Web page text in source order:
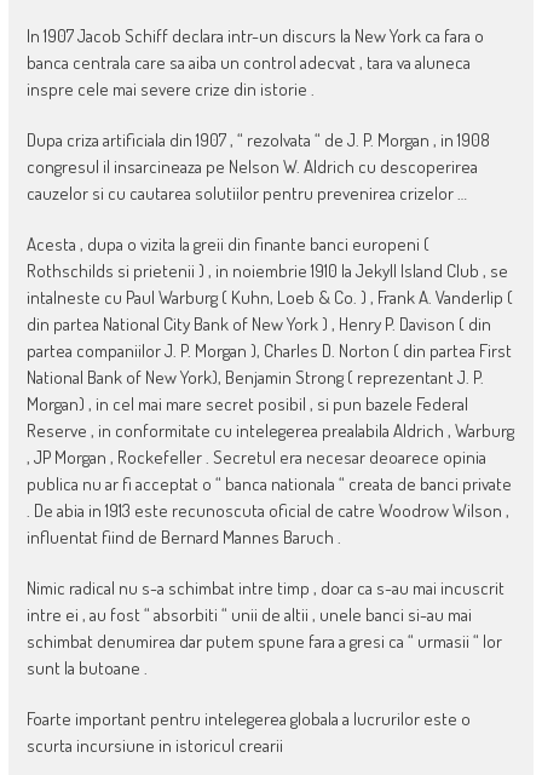
In 1907 Jacob Schiff declara intr-un discurs la New York ca fara o
banca centrala care sa aiba un control adecvat , tara va aluneca
inspre cele mai severe crize din istorie .
Dupa criza artificiala din 1907 , “ rezolvata “ de J. P. Morgan , in 1908
congresul il insarcineaza pe Nelson W. Aldrich cu descoperirea
cauzelor si cu cautarea solutiilor pentru prevenirea crizelor …
Acesta , dupa o vizita la greii din finante banci europeni (
Rothschilds si prietenii ) , in noiembrie 1910 la Jekyll Island Club , se
intalneste cu Paul Warburg ( Kuhn, Loeb & Co. ) , Frank A. Vanderlip (
din partea National City Bank of New York ) , Henry P. Davison ( din
partea companiilor J. P. Morgan ), Charles D. Norton ( din partea First
National Bank of New York), Benjamin Strong ( reprezentant J. P.
Morgan) , in cel mai mare secret posibil , si pun bazele Federal
Reserve , in conformitate cu intelegerea prealabila Aldrich , Warburg
, JP Morgan , Rockefeller . Secretul era necesar deoarece opinia
publica nu ar fi acceptat o “ banca nationala “ creata de banci private
. De abia in 1913 este recunoscuta oficial de catre Woodrow Wilson ,
influentat fiind de Bernard Mannes Baruch .
Nimic radical nu s-a schimbat intre timp , doar ca s-au mai incuscrit
intre ei , au fost “ absorbiti “ unii de altii , unele banci si-au mai
schimbat denumirea dar putem spune fara a gresi ca “ urmasii “ lor
sunt la butoane .
Foarte important pentru intelegerea globala a lucrurilor este o
scurta incursiune in istoricul crearii